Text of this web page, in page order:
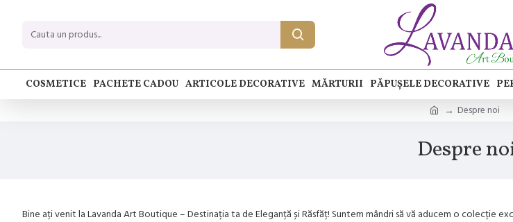
COSMETICE PACHETE CADOU ARTICOLE DECORATIVE MĂRTURII PĂPUȘELE DECORATIVE
Despre noi
Despre
Bine ați venit la Lavanda Art Boutique – Destinația ta de Eleganță și Răsfăț! Suntem mândri să vă aducem o colecție